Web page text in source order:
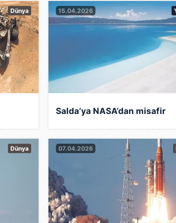
Dünya 15.04.2026
Salda’ya NASA’dan misafir
Dünya 07.04.2026